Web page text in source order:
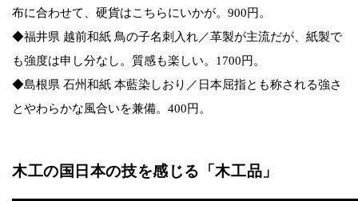
布に合わせて、硬貨はこちらにいかが。900円。
◆福井県 越前和紙 鳥の子名刺入れ／革製が主流だが、紙製で
も強度は申し分なし。質感も楽しい。1700円。
◆島根県 石州和紙 本藍染しおり／日本屈指とも称される強さ
とやわらかな風合いを兼備。400円。
木工の国日本の技を感じる「木工品」